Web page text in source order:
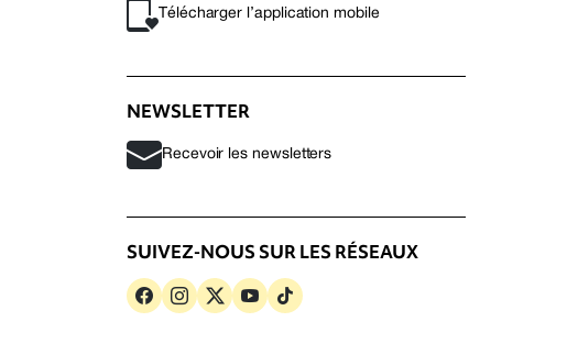
Télécharger l’application mobile
NEWSLETTER
Recevoir les newsletters
SUIVEZ-NOUS SUR LES RÉSEAUX